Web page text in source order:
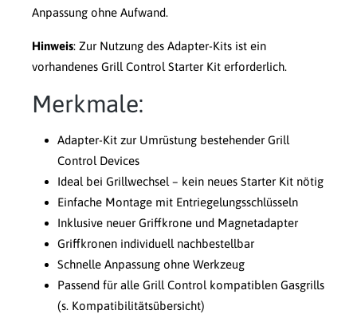
Anpassung ohne Aufwand.
Hinweis: Zur Nutzung des Adapter-Kits ist ein
vorhandenes Grill Control Starter Kit erforderlich.
Merkmale:
Adapter-Kit zur Umrüstung bestehender Grill
Control Devices
Ideal bei Grillwechsel – kein neues Starter Kit nötig
Einfache Montage mit Entriegelungsschlüsseln
Inklusive neuer Griffkrone und Magnetadapter
Griffkronen individuell nachbestellbar
Schnelle Anpassung ohne Werkzeug
Passend für alle Grill Control kompatiblen Gasgrills
(s. Kompatibilitätsübersicht)